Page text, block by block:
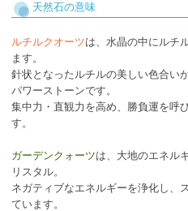
天然石の意味
ルチルクオーツは、水晶の中にルチ
ます。
針状となったルチルの美しい色合い
パワーストーンです。
集中力・直観力を高め、勝負運を呼
す。
ガーデンクォーツは、大地のエネル
リスタル。
ネガティブなエネルギーを浄化し、
ています。